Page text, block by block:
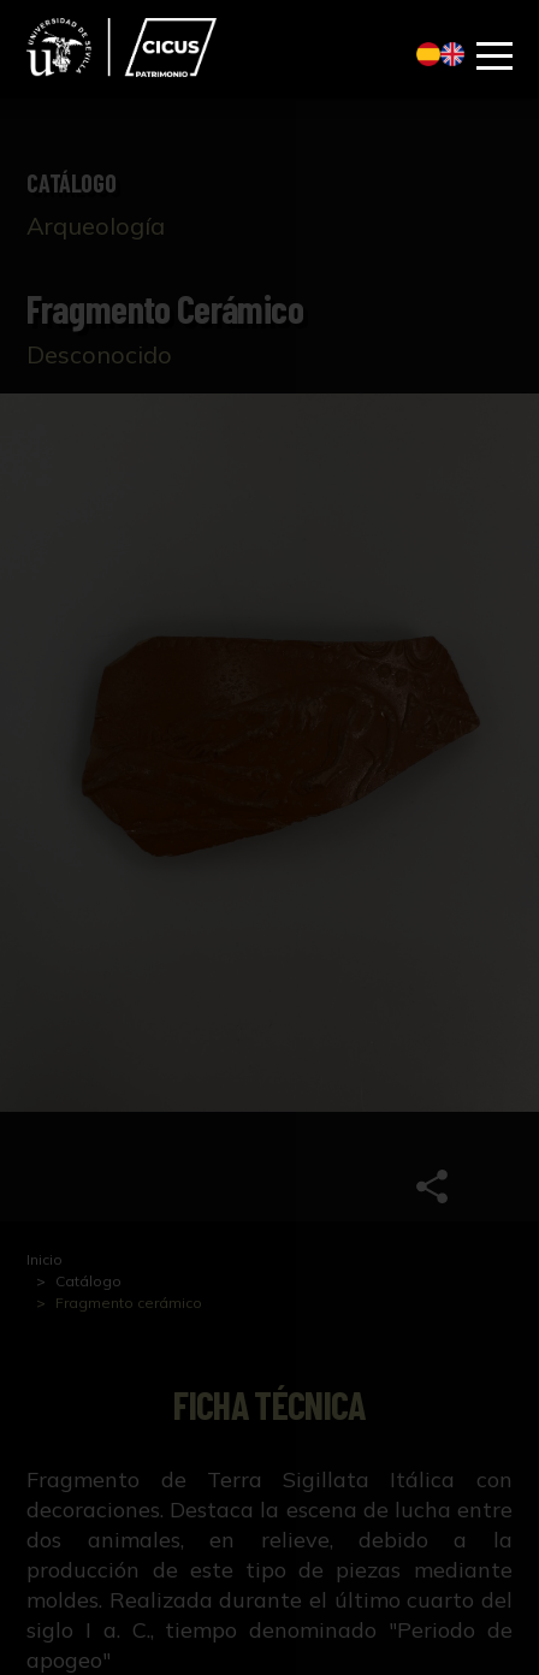
CATÁLOGO
Arqueología
Fragmento Cerámico
Desconocido
Inicio
Catálogo
Fragmento cerámico
FICHA TÉCNICA
Fragmento de Terra Sigillata Itálica con
decoraciones. Destaca la escena de lucha entre
dos animales, en relieve, debido a la
producción de este tipo de piezas mediante
moldes. Realizada durante el último cuarto del
siglo I a. C., tiempo denominado "Periodo de
apogeo"